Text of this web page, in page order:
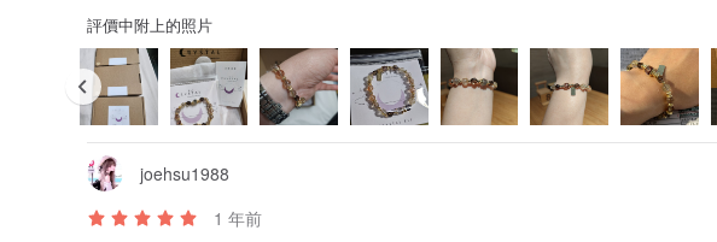
評價中附上的照片
joehsu1988
1 年前